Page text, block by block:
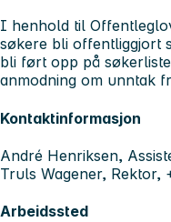
I henhold til
søkere bli offentliggjort
bli ført opp på
anmodning om unntak
Kontaktinformasjon
André Henriksen,
Truls Wagener, Rektor,
Arbeidssted